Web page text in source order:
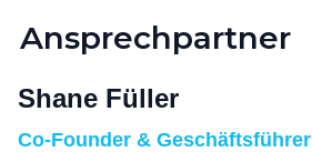
Ansprechpartner
Shane Füller
Co-Founder & Geschäftsführer